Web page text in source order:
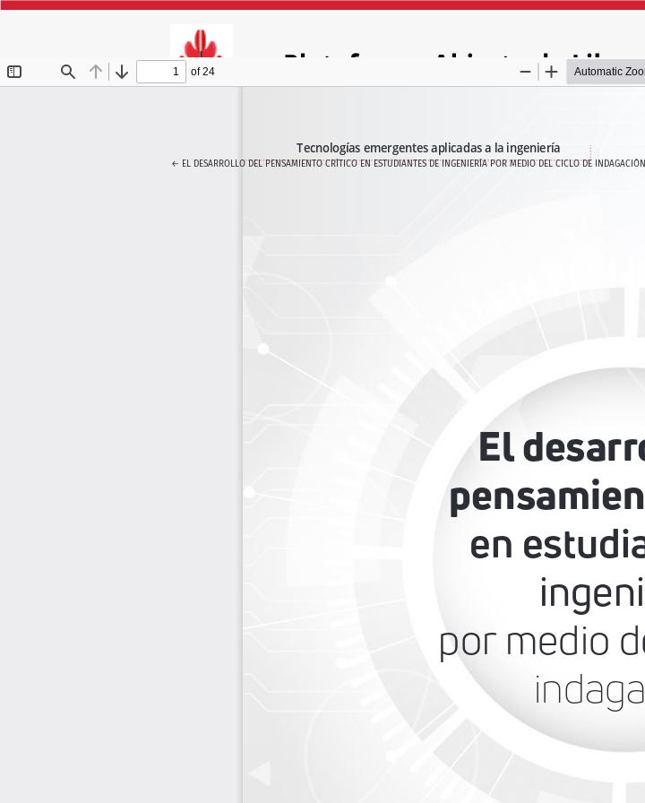
← VOLVER A LOS DETALLES DEL ARTÍCULO
EL DESARROLLO DEL PENSAMIENTO CRÍTICO EN ESTUDIANTES DE INGENIERÍA POR MEDIO DEL CICLO DE INDAGACIÓN